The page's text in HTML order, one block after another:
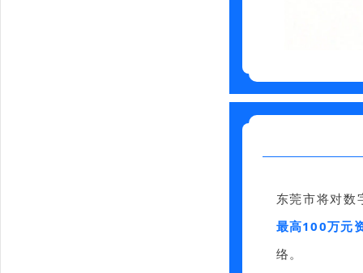
东莞市将对数
最高100万元
络。